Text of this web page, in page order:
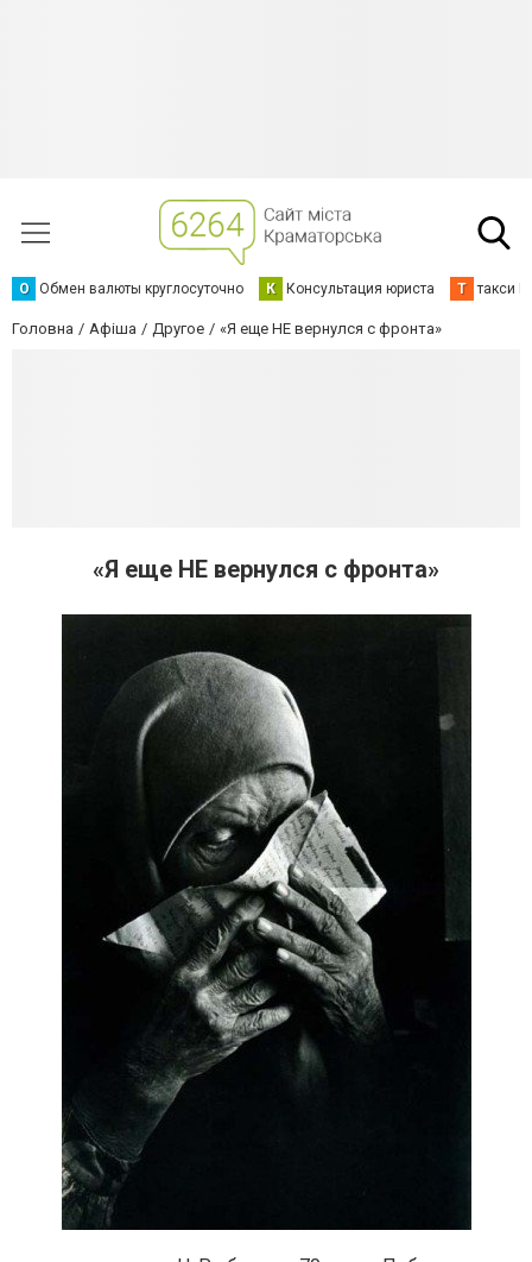
О Обмен валюты круглосуточно К Консультация юриста Т такси
Головна Афіша Другое «Я еще НЕ вернулся с фронта»
«Я еще НЕ вернулся с фронта»